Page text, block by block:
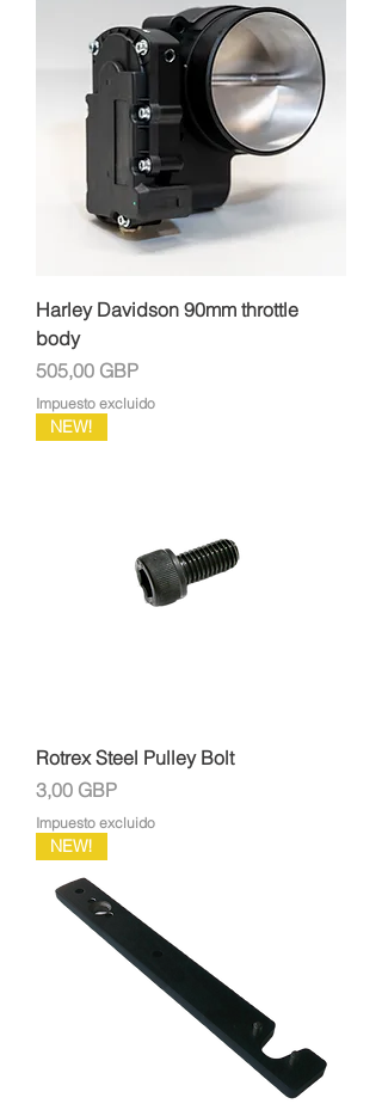
Harley Davidson 90mm throttle
body
Precio
505,00 GBP
Impuesto excluido
NEW!
Rotrex Steel Pulley Bolt
Precio
3,00 GBP
Impuesto excluido
NEW!